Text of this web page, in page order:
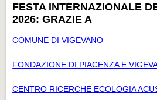
FESTA INTERNAZIONALE
2026: GRAZIE A
COMUNE DI VIGEVANO
FONDAZIONE DI PIACENZA E
CENTRO RICERCHE ECOLOGIA